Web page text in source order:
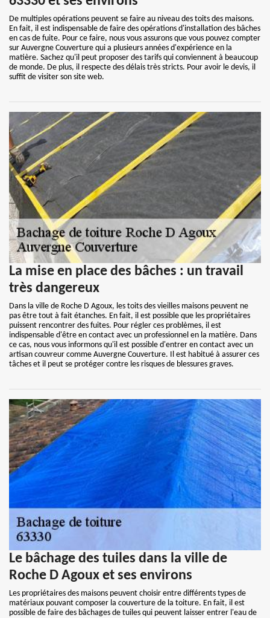
De multiples opérations peuvent se faire au niveau des toits des maisons.
En fait, il est indispensable de faire des opérations d'installation des bâches
en cas de fuite. Pour ce faire, nous vous assurons que vous pouvez compter
sur Auvergne Couverture qui a plusieurs années d'expérience en la
matière. Sachez qu'il peut proposer des tarifs qui conviennent à beaucoup
de monde. De plus, il respecte des délais très stricts. Pour avoir le devis, il
suffit de visiter son site web.
La mise en place des bâches : un travail
très dangereux
Dans la ville de Roche D Agoux, les toits des vieilles maisons peuvent ne
pas être tout à fait étanches. En fait, il est possible que les propriétaires
puissent rencontrer des fuites. Pour régler ces problèmes, il est
indispensable d'être en contact avec un professionnel en la matière. Dans
ce cas, nous vous informons qu'il est possible d'entrer en contact avec un
artisan couvreur comme Auvergne Couverture. Il est habitué à assurer ces
tâches et il peut se protéger contre les risques de blessures graves.
Le bâchage des tuiles dans la ville de
Roche D Agoux et ses environs
Les propriétaires des maisons peuvent choisir entre différents types de
matériaux pouvant composer la couverture de la toiture. En fait, il est
possible de faire des bâchages de tuiles qui peuvent laisser entrer l'eau de